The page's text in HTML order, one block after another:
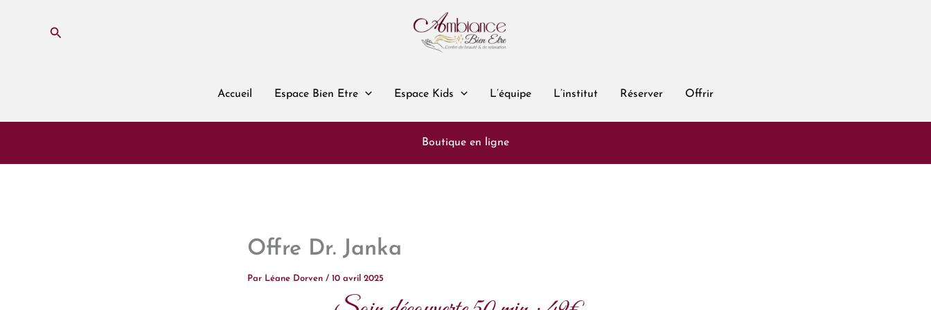
Rechercher
Accueil Espace Bien Etre Espace Kids L’équipe L’institut Réserver Offrir
Boutique en ligne
Offre Dr. Janka
Par Léane Dorven / 10 avril 2025